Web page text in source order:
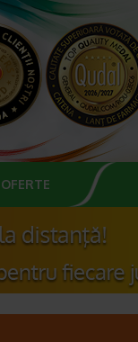
OFERTE